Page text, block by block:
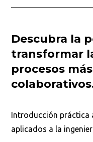
Descubra la
transformar
procesos
Introducción práctica
aplicados a la